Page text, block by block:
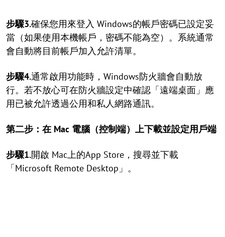
步驟3.確保您用來登入 Windows的帳戶密碼已設定妥
當（如果使用本機帳戶，密碼不能為空）。系統通常
會自動將目前帳戶加入允許清單。
步驟4.通常啟用功能時，Windows防火牆會自動放
行。若不放心可在防火牆設定中確認「遠端桌面」應
用已被允許透過公用和私人網路通訊。
第二步：在 Mac 電腦（控制端）上下載並設定用戶端
步驟1.開啟 Mac上的App Store，搜尋並下載
「Microsoft Remote Desktop」。